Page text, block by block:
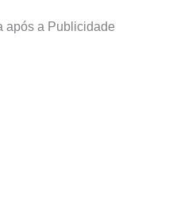
após a Publicidade